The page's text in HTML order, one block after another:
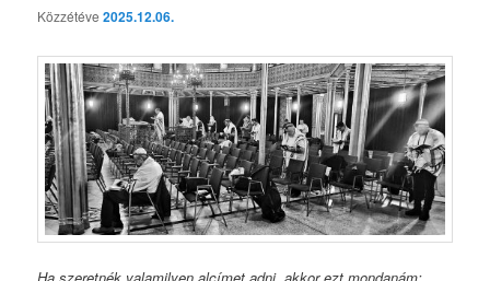
Közzétéve2025.12.06.